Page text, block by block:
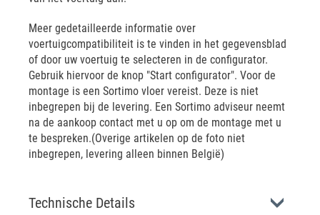
Meer gedetailleerde informatie over
voertuigcompatibiliteit is te vinden in het gegevensblad
of door uw voertuig te selecteren in de configurator.
Gebruik hiervoor de knop "Start configurator". Voor de
montage is een Sortimo vloer vereist. Deze is niet
inbegrepen bij de levering. Een Sortimo adviseur neemt
na de aankoop contact met u op om de montage met u
te bespreken.(Overige artikelen op de foto niet
inbegrepen, levering alleen binnen België)
Technische Details